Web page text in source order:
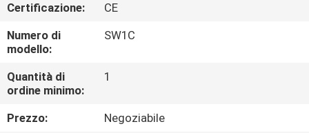
DI
NOI
VISITA
DELLA
FABBRICA
Certificazione:
CE
Numero di
modello:
SW1C
Quantità di
ordine minimo:
1
Prezzo:
Negoziabile